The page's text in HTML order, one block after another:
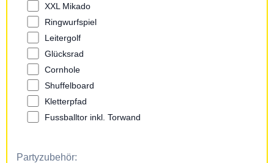
XXL Mikado
Ringwurfspiel
Leitergolf
Glücksrad
Cornhole
Shuffelboard
Kletterpfad
Fussballtor inkl. Torwand
Partyzubehör: